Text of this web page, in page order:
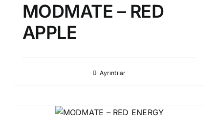
MODMATE – RED
APPLE
Ayrıntılar